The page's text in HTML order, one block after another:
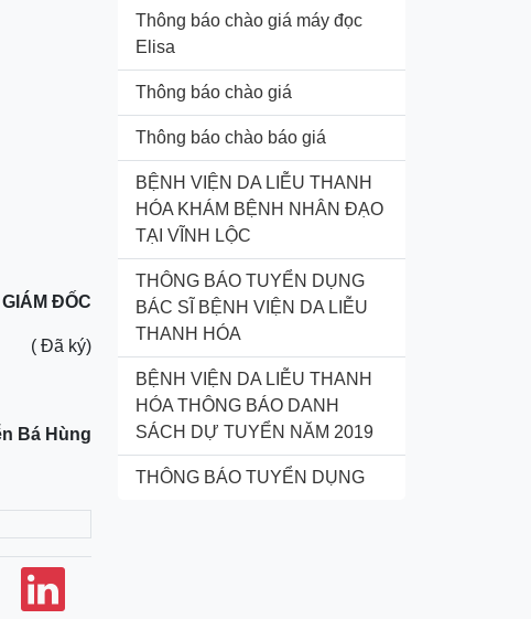
GIÁM ĐỐC
( Đã ký)
Bá Hùng
Thông báo chào giá máy đọc
Elisa
Thông báo chào giá
Thông báo chào báo giá
BỆNH VIỆN DA LIỄU THANH
HÓA KHÁM BỆNH NHÂN ĐẠO
TẠI VĨNH LỘC
THÔNG BÁO TUYỂN DỤNG
BÁC SĨ BỆNH VIỆN DA LIỄU
THANH HÓA
BỆNH VIỆN DA LIỄU THANH
HÓA THÔNG BÁO DANH
SÁCH DỰ TUYỂN NĂM 2019
THÔNG BÁO TUYỂN DỤNG